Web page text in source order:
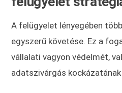
A felügyelet lényegében
egyszerű követése. Ez a
vállalati vagyon védelmét,
adatszivárgás